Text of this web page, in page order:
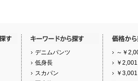
デニムパンツ
低身長
スカパン
～￥
￥
￥